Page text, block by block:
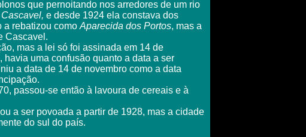
que pernoitando nos arredores de um rio
Cascavel, e desde 1924 ela constava dos
a rebatizou como Aparecida dos Portos, mas a
Cascavel.
mas a lei só foi assinada em 14 de
uma confusão quanto a data a ser
a data de 14 de novembro como a data
passou-se então à lavoura de cereais e à
a ser povoada a partir de 1928, mas a cidade
do sul do país.